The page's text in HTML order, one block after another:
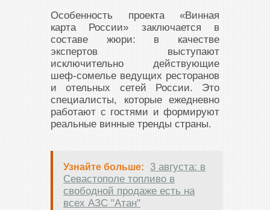
Особенность проекта «Винная
карта России» заключается в
составе жюри: в качестве
экспертов выступают
исключительно действующие
шеф-сомелье ведущих ресторанов
и отельных сетей России. Это
специалисты, которые ежедневно
работают с гостями и формируют
реальные винные тренды страны.
Узнайте больше:
3 августа: в
Севастополе топливо в
свободной продаже есть на
всех АЗС "Атан"